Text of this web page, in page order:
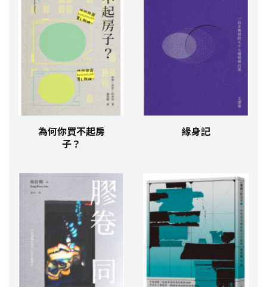
為何你買不起房
子？
緣身記